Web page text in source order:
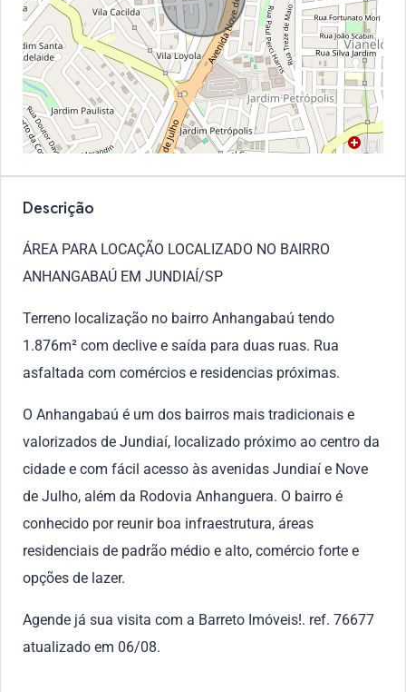
Descrição
ÁREA PARA LOCAÇÃO LOCALIZADO NO BAIRRO
ANHANGABAÚ EM JUNDIAÍ/SP
Terreno localização no bairro Anhangabaú tendo
1.876m² com declive e saída para duas ruas. Rua
asfaltada com comércios e residencias próximas.
O Anhangabaú é um dos bairros mais tradicionais e
valorizados de Jundiaí, localizado próximo ao centro da
cidade e com fácil acesso às avenidas Jundiaí e Nove
de Julho, além da Rodovia Anhanguera. O bairro é
conhecido por reunir boa infraestrutura, áreas
residenciais de padrão médio e alto, comércio forte e
opções de lazer.
Agende já sua visita com a Barreto Imóveis!. ref. 76677
atualizado em 06/08.